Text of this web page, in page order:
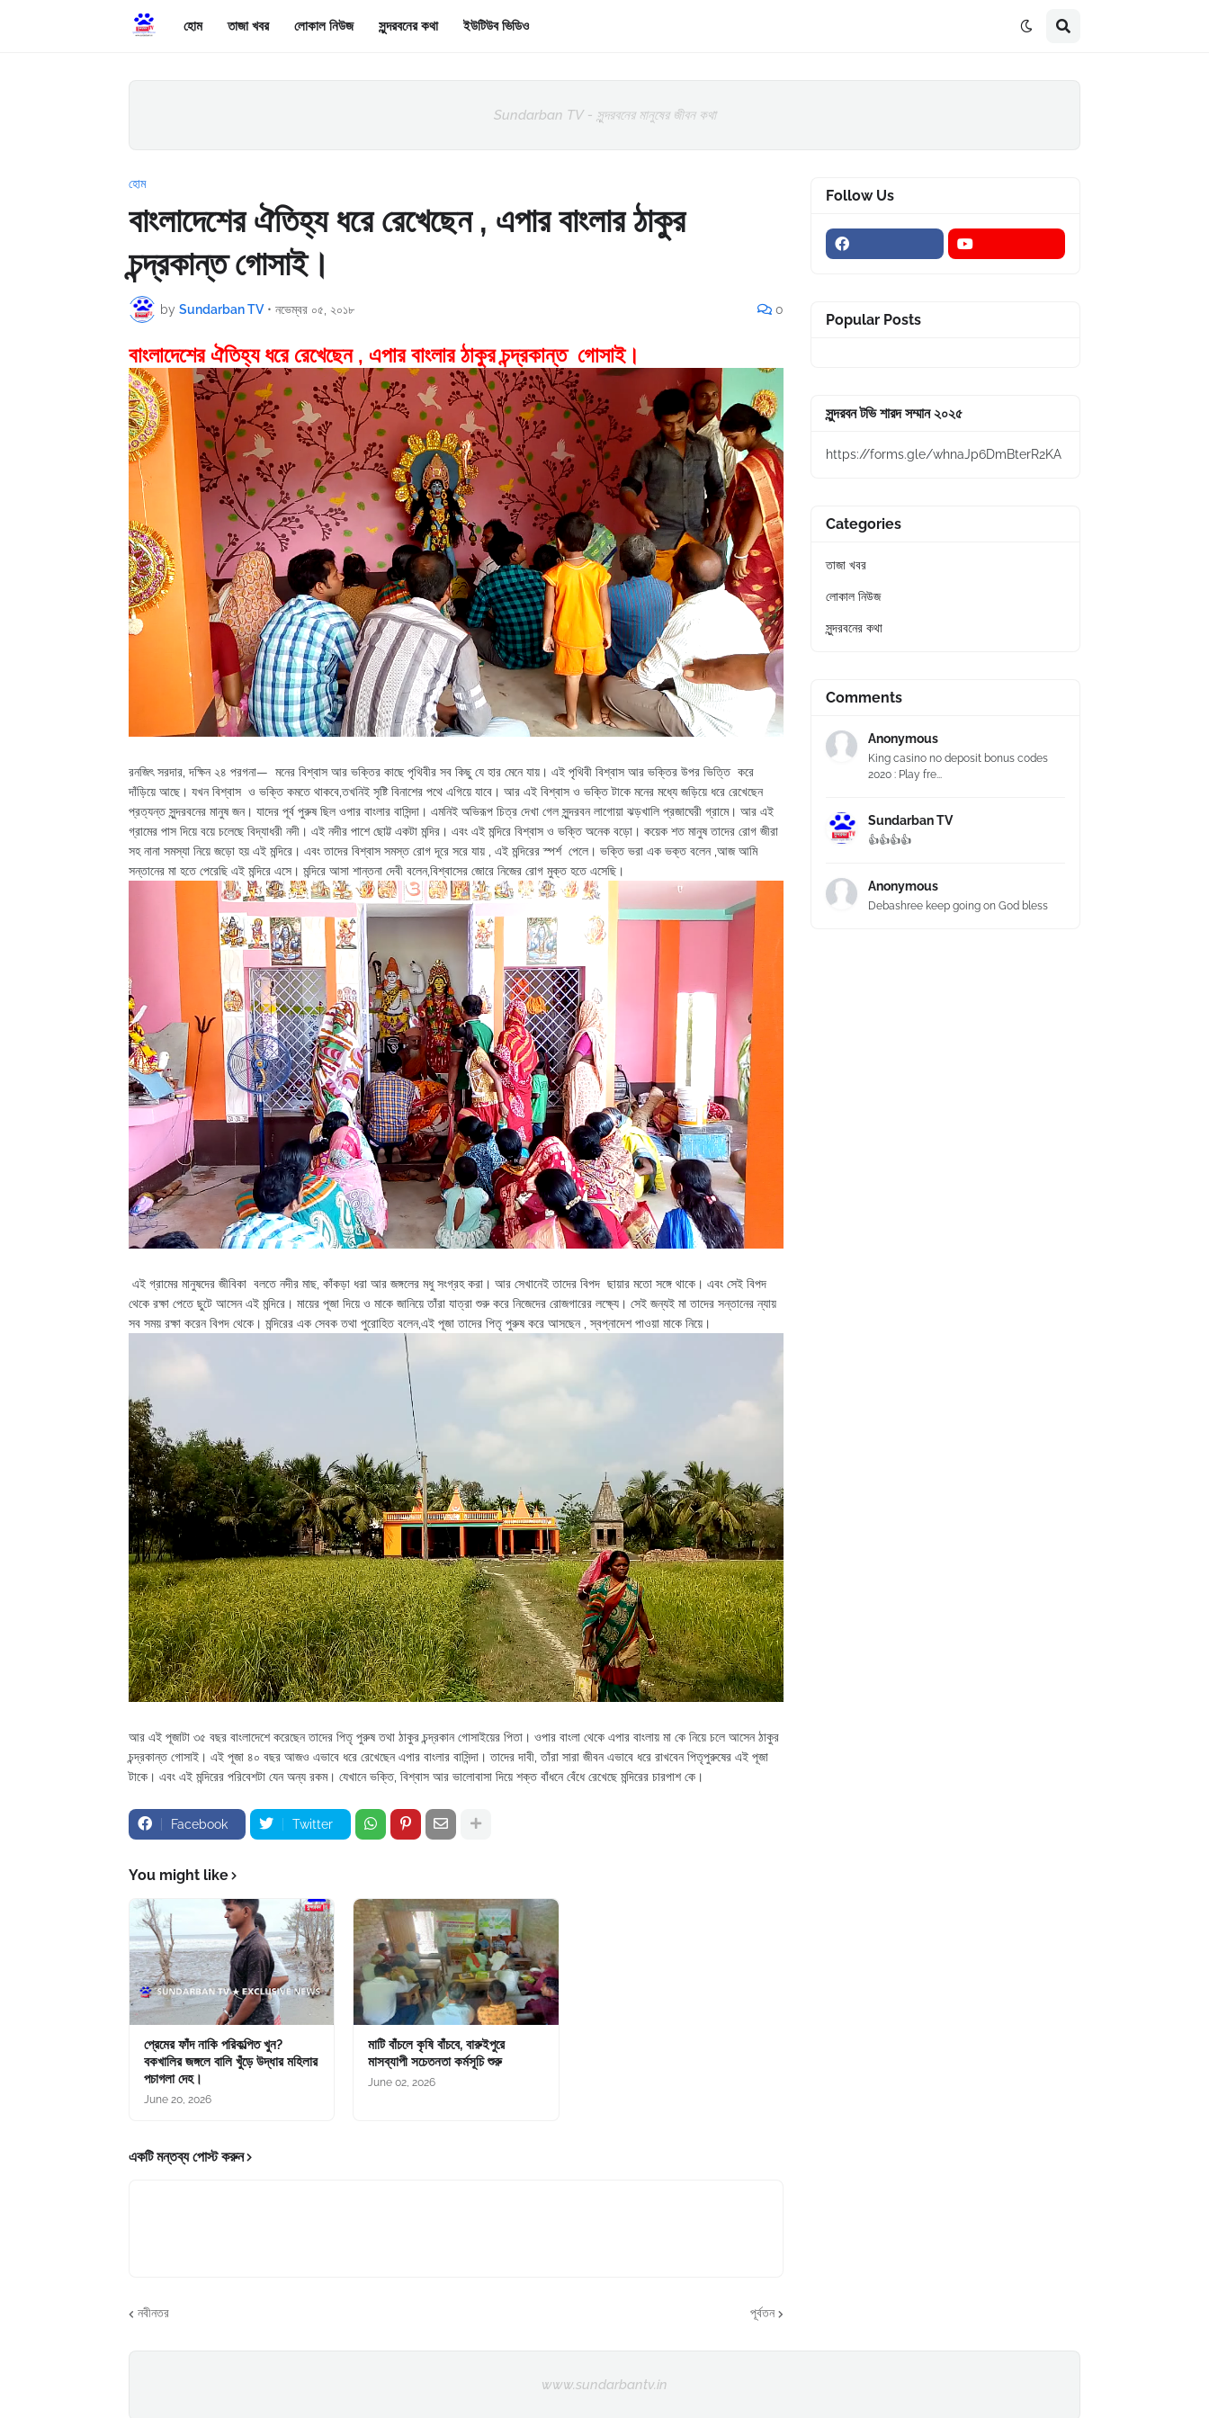
হোম তাজা খবর লোকাল নিউজ সুন্দরবনের কথা ইউটিউব ভিডিও
Sundarban TV - সুন্দরবনের মানুষের জীবন কথা
হোম
বাংলাদেশের ঐতিহ্য ধরে রেখেছেন , এপার বাংলার ঠাকুর
চন্দ্রকান্ত গোসাই।
by Sundarban TV • নভেম্বর ০৫, ২০১৮ 0
বাংলাদেশের ঐতিহ্য ধরে রেখেছেন , এপার বাংলার ঠাকুর চন্দ্রকান্ত গোসাই।
রনজিৎ সরদার, দক্ষিন ২৪ পরগনা— মনের বিশ্বাস আর ভক্তির কাছে পৃথিবীর সব কিছু যে হার মেনে যায়। এই পৃথিবী বিশ্বাস আর ভক্তির উপর ভিত্তি করে
দাঁড়িয়ে আছে। যখন বিশ্বাস ও ভক্তি কমতে থাকবে,তখনিই সৃষ্টি বিনাশের পথে এগিয়ে যাবে। আর এই বিশ্বাস ও ভক্তি টাকে মনের মধ্যে জড়িয়ে ধরে রেখেছেন
প্রত্যন্ত সুন্দরবনের মানুষ জন। যাদের পূর্ব পুরুষ ছিল ওপার বাংলার বাসিন্দা। এমনিই অভিরূপ চিত্র দেখা গেল সুন্দরবন লাগোয়া ঝড়খালি প্রজাঘেরী গ্রামে। আর এই
গ্রামের পাস দিয়ে বয়ে চলেছে বিদ্যাধরী নদী। এই নদীর পাশে ছোট্ট একটা মন্দির। এবং এই মন্দিরে বিশ্বাস ও ভক্তি অনেক বড়ো। কয়েক শত মানুষ তাদের রোগ জীরা
সহ নানা সমস্যা নিয়ে জড়ো হয় এই মন্দিরে। এবং তাদের বিশ্বাস সমস্ত রোগ দূরে সরে যায় , এই মন্দিরের স্পর্শ পেলে। ভক্তি ভরা এক ভক্ত বলেন ,আজ আমি
সন্তানের মা হতে পেরেছি এই মন্দিরে এসে। মন্দিরে আসা শান্তনা দেবী বলেন,বিশ্বাসের জোরে নিজের রোগ মুক্ত হতে এসেছি।
এই গ্রামের মানুষদের জীবিকা বলতে নদীর মাছ, কাঁকড়া ধরা আর জঙ্গলের মধু সংগ্রহ করা। আর সেখানেই তাদের বিপদ ছায়ার মতো সঙ্গে থাকে। এবং সেই বিপদ
থেকে রক্ষা পেতে ছুটে আসেন এই মন্দিরে। মায়ের পূজা দিয়ে ও মাকে জানিয়ে তাঁরা যাত্রা শুরু করে নিজেদের রোজগারের লক্ষ্যে। সেই জন্যই মা তাদের সন্তানের ন্যায়
সব সময় রক্ষা করেন বিপদ থেকে। মন্দিরের এক সেবক তথা পুরোহিত বলেন,এই পূজা তাদের পিতৃ পুরুষ করে আসছেন , স্বপ্নাদেশ পাওয়া মাকে নিয়ে।
আর এই পূজাটা ৩৫ বছর বাংলাদেশে করেছেন তাদের পিতৃ পুরুষ তথা ঠাকুর চন্দ্রকান গোসাইয়ের পিতা। ওপার বাংলা থেকে এপার বাংলায় মা কে নিয়ে চলে আসেন ঠাকুর
চন্দ্রকান্ত গোসাই। এই পূজা ৪০ বছর আজও এভাবে ধরে রেখেছেন এপার বাংলার বাসিন্দা। তাদের দাবী, তাঁরা সারা জীবন এভাবে ধরে রাখবেন পিতৃপুরুষের এই পূজা
টাকে। এবং এই মন্দিরের পরিবেশটা যেন অন্য রকম। যেখানে ভক্তি, বিশ্বাস আর ভালোবাসা দিয়ে শক্ত বাঁধনে বেঁধে রেখেছে মন্দিরের চারপাশ কে।
Facebook Twitter
You might like
প্রেমের ফাঁদ নাকি পরিকল্পিত খুন?
বকখালির জঙ্গলে বালি খুঁড়ে উদ্ধার মহিলার
পচাগলা দেহ।
June 20, 2026
মাটি বাঁচলে কৃষি বাঁচবে, বারুইপুরে
মাসব্যাপী সচেতনতা কর্মসূচি শুরু
June 02, 2026
একটি মন্তব্য পোস্ট করুন
নবীনতর পূর্বতন
Follow Us
Popular Posts
সুন্দরবন টভি শারদ সম্মান ২০২৫
https://forms.gle/whnaJp6DmBterR2KA
Categories
তাজা খবর
লোকাল নিউজ
সুন্দরবনের কথা
Comments
Anonymous
King casino no deposit bonus codes
2020 : Play fre...
Sundarban TV
👍👍👍👍
Anonymous
Debashree keep going on God bless
www.sundarbantv.in